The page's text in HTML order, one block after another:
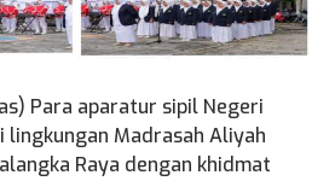
Para aparatur sipil Negeri
lingkungan Madrasah Aliyah
Raya dengan khidmat